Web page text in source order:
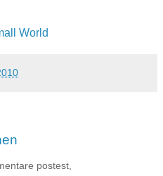
World
postest,